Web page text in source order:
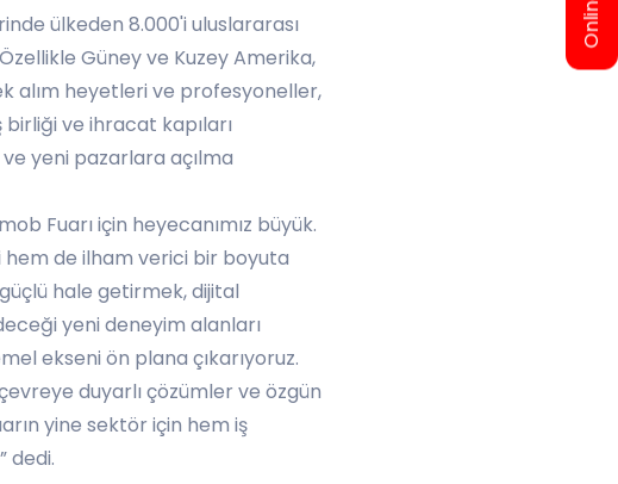
ülkeden 8.000'i uluslararası
Güney ve Kuzey Amerika,
alım heyetleri ve profesyoneller,
ve ihracat kapıları
yeni pazarlara açılma
Fuarı için heyecanımız büyük.
hem de ilham verici bir boyuta
güçlü hale getirmek, dijital
yeni deneyim alanları
ekseni ön plana çıkarıyoruz.
duyarlı çözümler ve özgün
yine sektör için hem iş
dedi.